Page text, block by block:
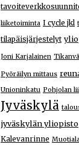
liiketoiminta I cycle jkl
tilapäisjärjestelyt
Joni Karjalainen
Pyöräilyn mittaus
Unioninkatu Pohjolan
Jyväskylä
jyväskylän yliopisto
Kalevanrinne